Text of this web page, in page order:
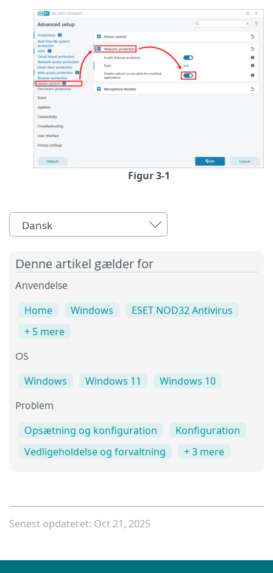
Figur 3-1
Dansk
Denne artikel gælder for
Anvendelse
Home Windows
ESET NOD32 Antivirus
+ 5 mere
OS
Windows Windows 11 Windows 10
Problem
Opsætning og konfiguration
Konfiguration
Vedligeholdelse og forvaltning
+ 3 mere
Senest opdateret: Oct 21, 2025